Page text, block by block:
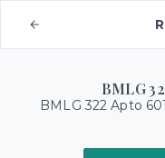
BMLG
BMLG 322 Apto